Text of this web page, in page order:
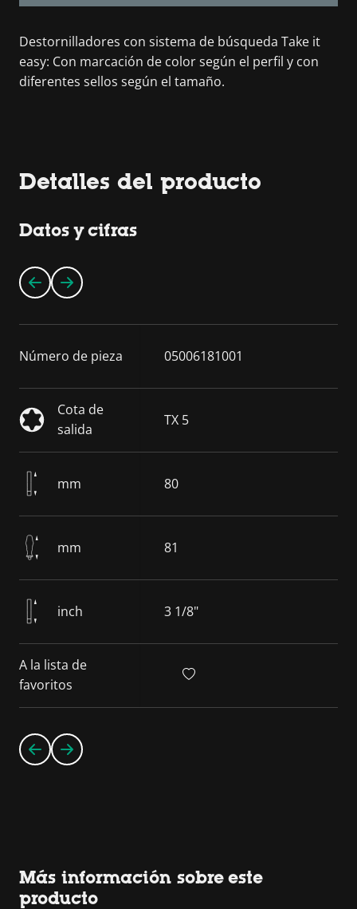
Destornilladores con sistema de búsqueda Take it
easy: Con marcación de color según el perfil y con
diferentes sellos según el tamaño.
Detalles del producto
Datos y cifras
Número de pieza 05006181001
Cota de
salida
TX 5
mm 80
mm 81
inch 3 1/8"
A la lista de
favoritos
Más información sobre este
producto